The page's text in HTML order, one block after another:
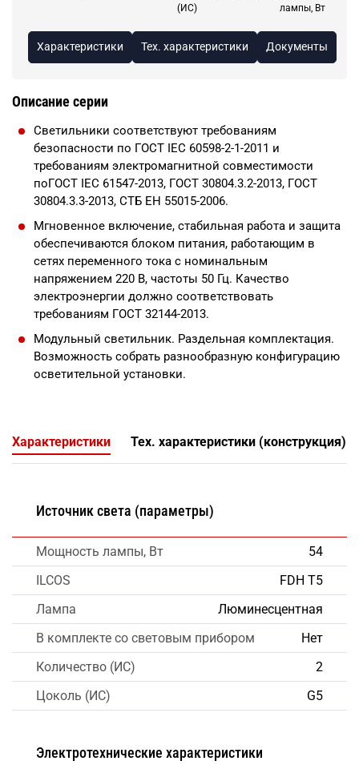
(ИС)
лампы, Вт
Характеристики Тех. характеристики Документы
Описание серии
Светильники соответствуют требованиям
безопасности по ГОСТ IEC 60598-2-1-2011 и
требованиям электромагнитной совместимости
поГОСТ IEC 61547-2013, ГОСТ 30804.3.2-2013, ГОСТ
30804.3.3-2013, СТБ ЕН 55015-2006.
Мгновенное включение, стабильная работа и защита
обеспечиваются блоком питания, работающим в
сетях переменного тока с номинальным
напряжением 220 В, частоты 50 Гц. Качество
электроэнергии должно соответствовать
требованиям ГОСТ 32144-2013.
Модульный светильник. Раздельная комплектация.
Возможность собрать разнообразную конфигурацию
осветительной установки.
Характеристики Тех. характеристики (конструкция)
Источник света (параметры)
Мощность лампы, Вт
54
ILCOS
FDH T5
Лампа
Люминесцентная
В комплекте со световым прибором
Нет
Количество (ИС)
2
Цоколь (ИС)
G5
Электротехнические характеристики